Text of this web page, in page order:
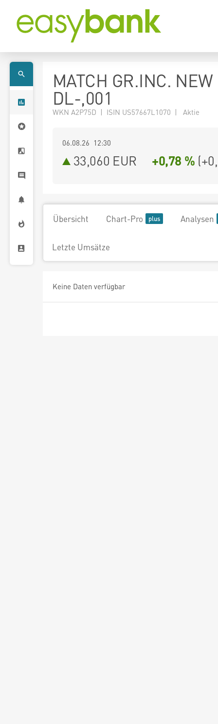
MATCH GR.INC. NEW
DL-,001
WKN A2P75D | ISIN US57667L1070 | Aktie
06.08.26 12:30
33,060 EUR +0,78 % (
Übersicht Chart-Pro Analysen
Letzte Umsätze
Keine Daten verfügbar